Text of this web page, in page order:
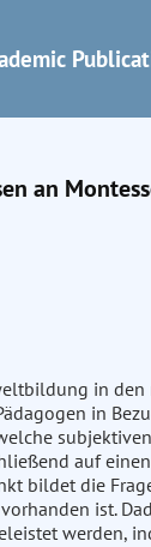
an
in
in
auf
bildet die
ist.
werden,